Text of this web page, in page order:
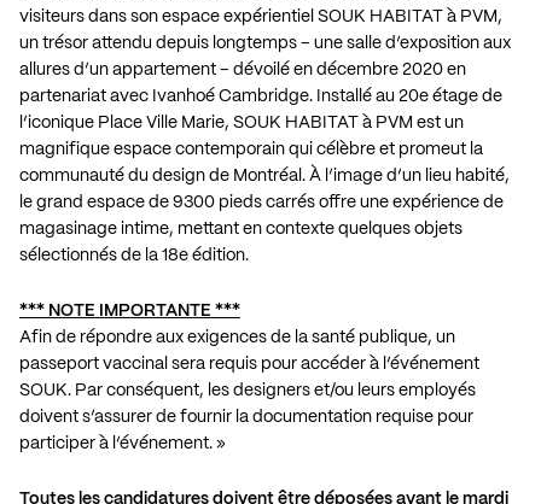
visiteurs dans son espace expérientiel SOUK HABITAT à PVM,
un trésor attendu depuis longtemps – une salle d’exposition aux
allures d’un appartement – dévoilé en décembre 2020 en
partenariat avec Ivanhoé Cambridge. Installé au 20e étage de
l’iconique Place Ville Marie, SOUK HABITAT à PVM est un
magnifique espace contemporain qui célèbre et promeut la
communauté du design de Montréal. À l’image d’un lieu habité,
le grand espace de 9300 pieds carrés offre une expérience de
magasinage intime, mettant en contexte quelques objets
sélectionnés de la 18e édition.
*** NOTE IMPORTANTE ***
Afin de répondre aux exigences de la santé publique, un
passeport vaccinal sera requis pour accéder à l’événement
SOUK. Par conséquent, les designers et/ou leurs employés
doivent s’assurer de fournir la documentation requise pour
participer à l’événement. »
Toutes les candidatures doivent être déposées avant le mardi